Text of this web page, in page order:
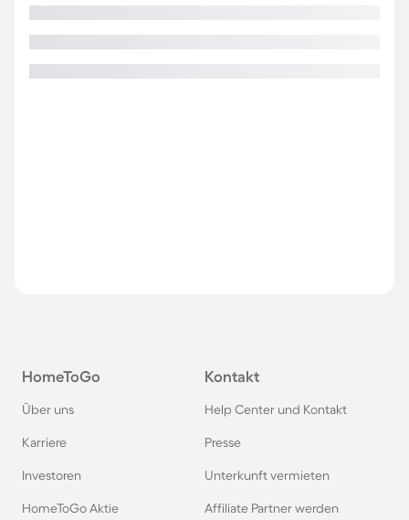
HomeToGo
Über uns
Karriere
Investoren
HomeToGo Aktie
Kontakt
Help Center und Kontakt
Presse
Unterkunft vermieten
Affiliate Partner werden